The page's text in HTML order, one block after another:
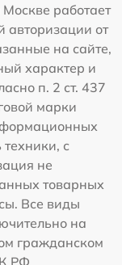
работает
авторизации от
на сайте,
характер и
п. 2 ст. 437
марки
с
не
товарных
Все виды
на
гражданском